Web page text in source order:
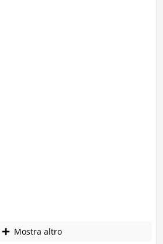
Mostra altro